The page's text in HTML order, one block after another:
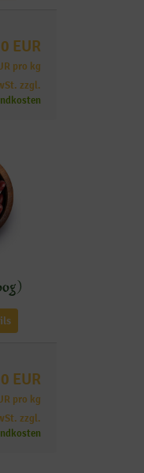
EUR
pro kg
zzgl.
EUR
pro kg
zzgl.